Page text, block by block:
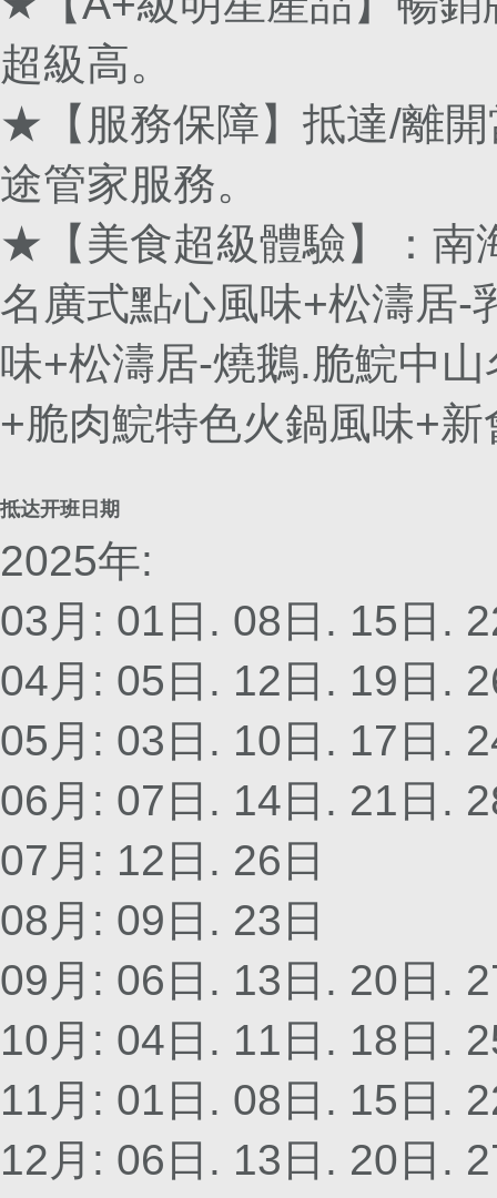
超級高。
★【服務保障】抵達/離
途管家服務。
★【美食超級體驗】：南
名廣式點心風味+松濤居-
味+松濤居-燒鵝.脆鯇中
+脆肉鯇特色火鍋風味+
抵达开班日期
2025年:
03月: 01日. 08日. 15日.
04月: 05日. 12日. 19日.
05月: 03日. 10日. 17日.
06月: 07日. 14日. 21日.
07月: 12日. 26日
08月: 09日. 23日
09月: 06日. 13日. 20日.
10月: 04日. 11日. 18日.
11月: 01日. 08日. 15日.
12月: 06日. 13日. 20日.